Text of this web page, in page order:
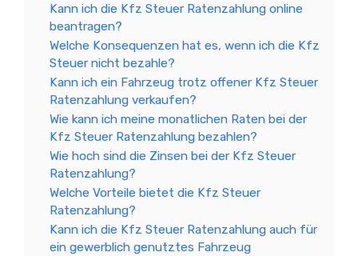
Kann ich die Kfz Steuer Ratenzahlung online
beantragen?
Welche Konsequenzen hat es, wenn ich die Kfz
Steuer nicht bezahle?
Kann ich ein Fahrzeug trotz offener Kfz Steuer
Ratenzahlung verkaufen?
Wie kann ich meine monatlichen Raten bei der
Kfz Steuer Ratenzahlung bezahlen?
Wie hoch sind die Zinsen bei der Kfz Steuer
Ratenzahlung?
Welche Vorteile bietet die Kfz Steuer
Ratenzahlung?
Kann ich die Kfz Steuer Ratenzahlung auch für
ein gewerblich genutztes Fahrzeug